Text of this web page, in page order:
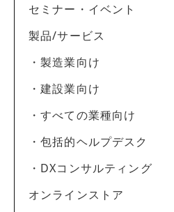
セミナー・イベント
製品/サービス
・製造業向け
・建設業向け
・すべての業種向け
・包括的ヘルプデスク
・DXコンサルティング
オンラインストア